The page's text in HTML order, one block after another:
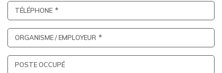
TÉLÉPHONE
ORGANISME / EMPLOYEUR
POSTE OCCUPÉ